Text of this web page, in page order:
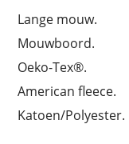
Lange mouw.
Mouwboord.
Oeko-Tex®.
American fleece.
Katoen/Polyester.